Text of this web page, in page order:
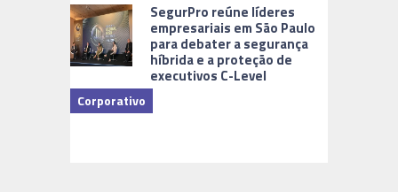
SegurPro reúne líderes
empresariais em São Paulo
para debater a segurança
híbrida e a proteção de
executivos C-Level
Corporativo